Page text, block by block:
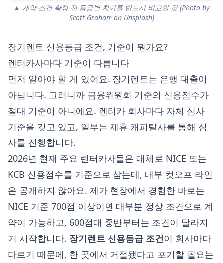
▲ 계약 조건 확정 전 등급별 차이를 반드시 비교할 것 (Photo by
Scott Graham on Unsplash)
장기렌트 신용등급 조건, 기준이 뭔가요?
렌터카사마다 기준이 다릅니다
먼저 알아야 할 게 있어요. 장기렌트는 은행 대출이
아닙니다. 그러니까 금융위원회 기준의 신용점수가
절대 기준이 아니에요. 렌터카 회사마다 자체 심사
기준을 갖고 있고, 일부는 제휴 캐피탈사를 통해 심
사를 진행합니다.
2026년 현재 주요 렌터카사들은 대체로 NICE 또는
KCB 신용점수를 기준으로 삼는데, 내부 컷오프 라인
은 공개하지 않아요. 제가 현장에서 경험한 바로는
NICE 기준 700점 이상이면 대부분 정상 조건으로 계
약이 가능하고, 600점대 중반부터는 조건이 달라지
기 시작합니다. 장기렌트 신용등급 조건이 회사마다
다르기 때문에, 한 곳에서 거절됐다고 포기할 필요는